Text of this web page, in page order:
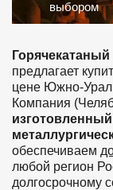
выбором
предлагает
цене Южно-
Компания
обеспечиваем
любой регион
долгосрочному